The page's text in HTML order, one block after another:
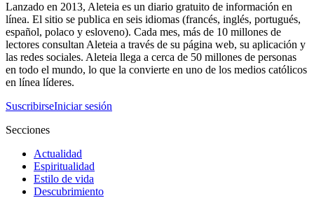
Lanzado en 2013, Aleteia es un diario gratuito de información en
línea. El sitio se publica en seis idiomas (francés, inglés, portugués,
español, polaco y esloveno). Cada mes, más de 10 millones de
lectores consultan Aleteia a través de su página web, su aplicación y
las redes sociales. Aleteia llega a cerca de 50 millones de personas
en todo el mundo, lo que la convierte en uno de los medios católicos
en línea líderes.
SuscribirseIniciar sesión
Secciones
Actualidad
Espiritualidad
Estilo de vida
Descubrimiento